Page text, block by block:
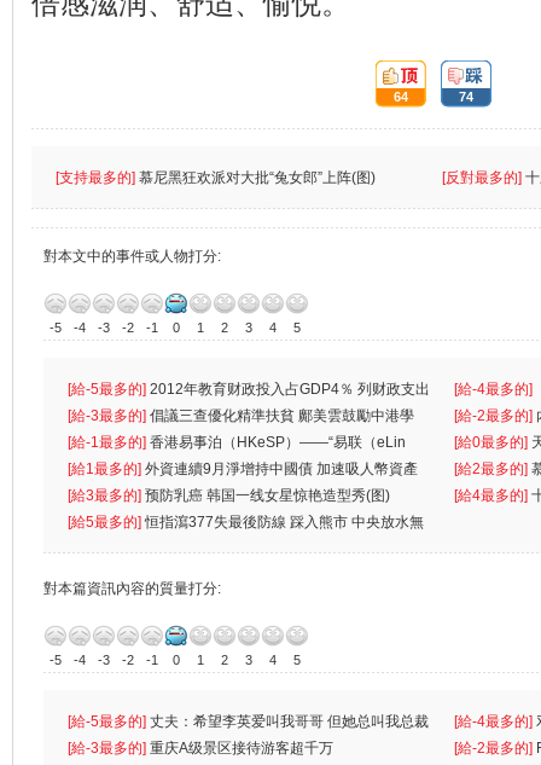
頂:
64
踩:
74
[支持最多的] 慕尼黑狂欢派对大批“兔女郎”上阵(图) [反對最多的]
對本文中的事件或人物打分:
-5 -4 -3 -2 -1 0 1 2 3 4 5
[給-5最多的] 2012年教育财政投入占GDP4％ 列财政支出
首位
[給-4最多的]
一
[給-3最多的] 倡議三查優化精準扶貧 鄺美雲鼓勵中港學
生
[給-2最多的]
人
[給-1最多的] 香港易事泊（HKeSP）——“易联（eLin
k）”项目
[給0最多的]
[給1最多的] 外資連續9月淨增持中國債 加速吸人幣資產 [給2最多的]
[給3最多的] 预防乳癌 韩国一线女星惊艳造型秀(图) [給4最多的]
[給5最多的]恒指瀉377失最後防線 踩入熊市 中央放水無
對本篇資訊內容的質量打分:
-5 -4 -3 -2 -1 0 1 2 3 4 5
[給-5最多的] 丈夫：希望李英爱叫我哥哥 但她总叫我总裁
先
[給-4最多的]
离
[給-3最多的] 重庆A级景区接待游客超千万 [給-2最多的]